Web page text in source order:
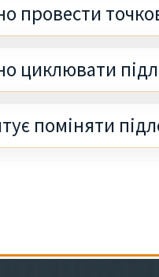
провести
циклювати
поміняти